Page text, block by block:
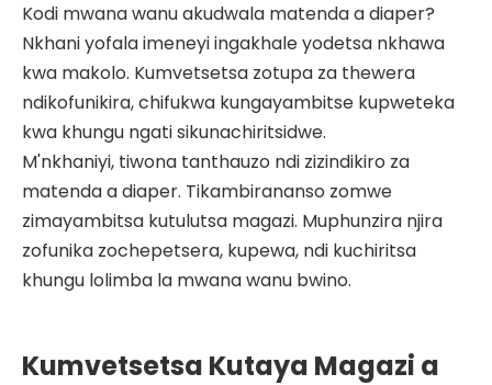
Kodi mwana wanu akudwala matenda a diaper?
Nkhani yofala imeneyi ingakhale yodetsa nkhawa
kwa makolo. Kumvetsetsa zotupa za thewera
ndikofunikira, chifukwa kungayambitse kupweteka
kwa khungu ngati sikunachiritsidwe.
M'nkhaniyi, tiwona tanthauzo ndi zizindikiro za
matenda a diaper. Tikambirananso zomwe
zimayambitsa kutulutsa magazi. Muphunzira njira
zofunika zochepetsera, kupewa, ndi kuchiritsa
khungu lolimba la mwana wanu bwino.
Kumvetsetsa Kutaya Magazi a